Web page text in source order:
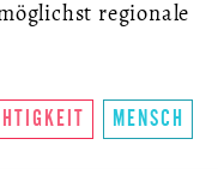
regionale
MENSCH